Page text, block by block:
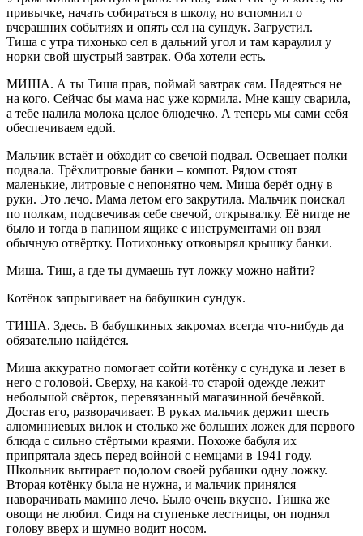
привычке, начать собираться в школу, но вспомнил о
вчерашних событиях и опять сел на сундук. Загрустил.
Тиша с утра тихонько сел в дальний угол и там караулил у
норки свой шустрый завтрак. Оба хотели есть.
МИША. А ты Тиша прав, поймай завтрак сам. Надеяться не
на кого. Сейчас бы мама нас уже кормила. Мне кашу сварила,
а тебе налила молока целое блюдечко. А теперь мы сами себя
обеспечиваем едой.
Мальчик встаёт и обходит со свечой подвал. Освещает полки
подвала. Трёхлитровые банки – компот. Рядом стоят
маленькие, литровые с непонятно чем. Миша берёт одну в
руки. Это лечо. Мама летом его закрутила. Мальчик поискал
по полкам, подсвечивая себе свечой, открывалку. Её нигде не
было и тогда в папином ящике с инструментами он взял
обычную отвёртку. Потихоньку отковырял крышку банки.
Миша. Тиш, а где ты думаешь тут ложку можно найти?
Котёнок запрыгивает на бабушкин сундук.
ТИША. Здесь. В бабушкиных закромах всегда что-нибудь да
обязательно найдётся.
Миша аккуратно помогает сойти котёнку с сундука и лезет в
него с головой. Сверху, на какой-то старой одежде лежит
небольшой свёрток, перевязанный магазинной бечёвкой.
Достав его, разворачивает. В руках мальчик держит шесть
алюминиевых вилок и столько же больших ложек для первого
блюда с сильно стёртыми краями. Похоже бабуля их
припрятала здесь перед войной с немцами в 1941 году.
Школьник вытирает подолом своей рубашки одну ложку.
Вторая котёнку была не нужна, и мальчик принялся
наворачивать мамино лечо. Было очень вкусно. Тишка же
овощи не любил. Сидя на ступеньке лестницы, он поднял
голову вверх и шумно водит носом.